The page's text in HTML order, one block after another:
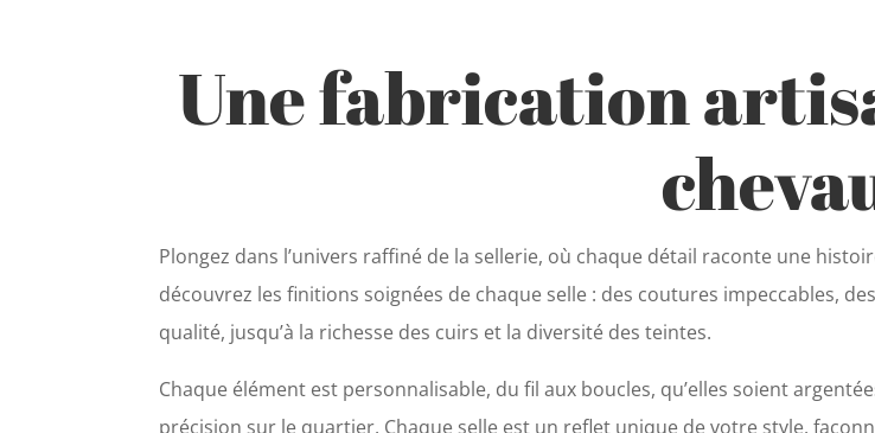
Une fabrication
Plongez dans l’univers raffiné de la sellerie, où chaque détail raconte une
découvrez les finitions soignées de chaque selle : des coutures impeccables,
qualité, jusqu’à la richesse des cuirs et la diversité des teintes.
Chaque élément est personnalisable, du fil aux boucles, qu’elles soient
précision sur le quartier. Chaque selle est un reflet unique de votre style,